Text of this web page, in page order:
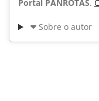
Portal PANROTAS.
Sobre o autor